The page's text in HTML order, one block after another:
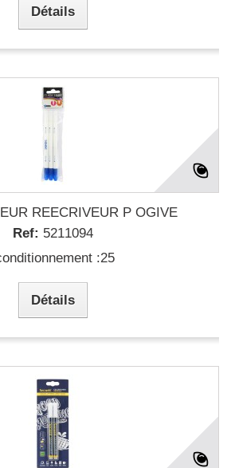
Détails
REECRIVEUR P OGIVE
Ref: 5211094
:25
Détails